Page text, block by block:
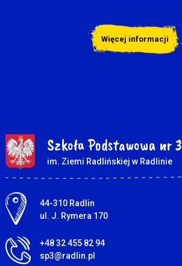
Więcej informacji
Szkoła Podstawowa nr 3
im. Ziemi Radlińskiej w Radlinie
Adres pocztowy:
44-310 Radlin
ul. J. Rymera 170
+48 32 455 82 94
sp3@radlin.pl